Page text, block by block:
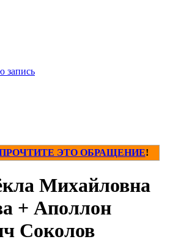
запись
ЭТО ОБРАЩЕНИЕ!
Михайловна
+ Аполлон
Соколов